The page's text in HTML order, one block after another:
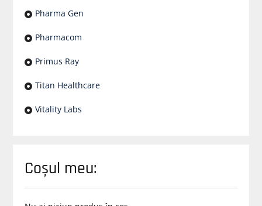
Pharma Gen
Pharmacom
Primus Ray
Titan Healthcare
Vitality Labs
Coșul meu: